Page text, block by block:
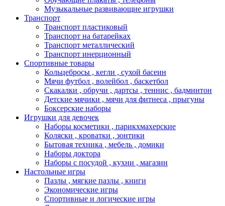
Музыкальные развивающие игрушки
Транспорт
Транспорт пластиковый
Транспорт на батарейках
Транспорт металлический
Транспорт инерционный
Спортивные товары
Кольцебросы , кегли , сухой басеин
Мячи футбол , волейбол , баскетбол
Скакалки , обручи , дартсы , теннис , бадминтон
Детские мячики , мячи для фитнеса , прыгуны
Боксерские наборы
Игрушки для девочек
Наборы косметики , парикхмахерские
Коляски , кроватки , зонтики
Бытовая техника , мебель , домики
Наборы доктора
Наборы с посудой , кухни , магазин
Настольные игры
Пазлы , мягкие пазлы , книги
Экономические игры
Спортивные и логические игры